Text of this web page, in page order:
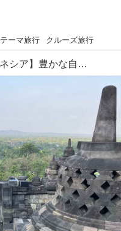
テーマ旅行 クルーズ旅行
【インドネシア】豊かな自然・独自の文化・世界遺産を抱く神秘の島『ジャワ島・ジョグジャカルタ』のススメ